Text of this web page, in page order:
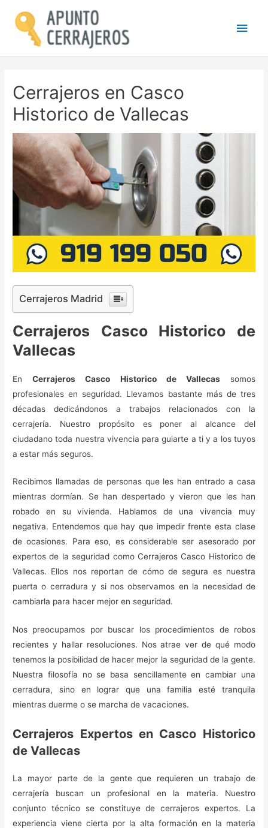
Cerrajeros en Casco
Historico de Vallecas
Cerrajeros Madrid
Cerrajeros Casco Historico de
Vallecas
EnCerrajeros Casco Historico de Vallecassomos
profesionales en seguridad. Llevamos bastante más de tres
décadas dedicándonos a trabajos relacionados con la
cerrajería. Nuestro propósito es poner al alcance del
ciudadano toda nuestra vivencia para guiarte a ti y a los tuyos
a estar más seguros.
Recibimos llamadas de personas que les han entrado a casa
mientras dormían. Se han despertado y vieron que les han
robado en su vivienda. Hablamos de una vivencia muy
negativa. Entendemos que hay que impedir frente esta clase
de ocasiones. Para eso, es considerable ser asesorado por
expertos de la seguridad como Cerrajeros Casco Historico de
Vallecas. Ellos nos reportan de cómo de segura es nuestra
puerta o cerradura y si nos observamos en la necesidad de
cambiarla para hacer mejor en seguridad.
Nos preocupamos por buscar los procedimientos de robos
recientes y hallar resoluciones. Nos atrae ver de qué modo
tenemos la posibilidad de hacer mejor la seguridad de la gente.
Nuestra filosofía no se basa sencillamente en cambiar una
cerradura, sino en lograr que una familia esté tranquila
mientras duerme o se marcha de vacaciones.
Cerrajeros Expertos en Casco Historico
de Vallecas
La mayor parte de la gente que requieren un trabajo de
cerrajería buscan un profesional en la materia. Nuestro
conjunto técnico se constituye de cerrajeros expertos. La
experiencia viene cierta por la alta formación en la materia